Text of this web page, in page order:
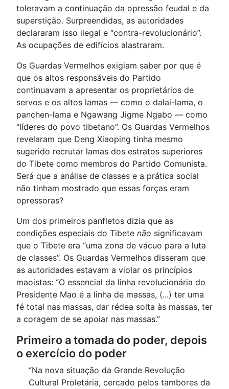
toleravam a continuação da opressão feudal e da
superstição. Surpreendidas, as autoridades
declararam isso ilegal e “contra-revolucionário”.
As ocupações de edifícios alastraram.
Os Guardas Vermelhos exigiam saber por que é
que os altos responsáveis do Partido
continuavam a apresentar os proprietários de
servos e os altos lamas — como o dalai-lama, o
panchen-lama e Ngawang Jigme Ngabo — como
“líderes do povo tibetano”. Os Guardas Vermelhos
revelaram que Deng Xiaoping tinha mesmo
sugerido recrutar lamas dos estratos superiores
do Tibete como membros do Partido Comunista.
Será que a análise de classes e a prática social
não tinham mostrado que essas forças eram
opressoras?
Um dos primeiros panfletos dizia que as
condições especiais do Tibete não significavam
que o Tibete era “uma zona de vácuo para a luta
de classes”. Os Guardas Vermelhos disseram que
as autoridades estavam a violar os princípios
maoistas: “O essencial da linha revolucionária do
Presidente Mao é a linha de massas, (...) ter uma
fé total nas massas, dar rédea solta às massas, ter
a coragem de se apoiar nas massas.”
Primeiro a tomada do poder, depois
o exercício do poder
“Na nova situação da Grande Revolução
Cultural Proletária, cercado pelos tambores da